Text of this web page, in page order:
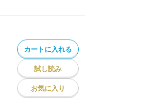
カートに入れる
試し読み
お気に入り